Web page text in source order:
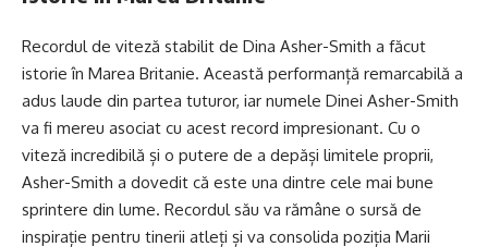
Recordul de viteză stabilit de Dina Asher-Smith a făcut
istorie în Marea Britanie. Această performanță remarcabilă a
adus laude din partea tuturor, iar numele Dinei Asher-Smith
va fi mereu asociat cu acest record impresionant. Cu o
viteză incredibilă și o putere de a depăși limitele proprii,
Asher-Smith a dovedit că este una dintre cele mai bune
sprintere din lume. Recordul său va rămâne o sursă de
inspirație pentru tinerii atleți și va consolida poziția Marii